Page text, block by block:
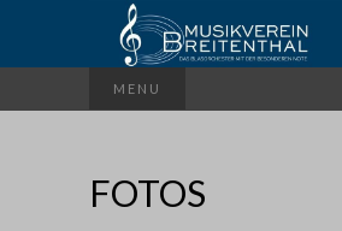
MENU
FOTOS